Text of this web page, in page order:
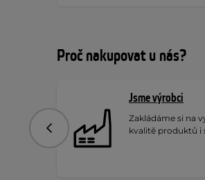
Proč nakupovat u nás?
Jsme výrobci
Zakládáme si na
kvalitě produktů i
Předchozí